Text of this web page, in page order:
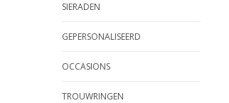
SIERADEN
GEPERSONALISEERD
OCCASIONS
TROUWRINGEN